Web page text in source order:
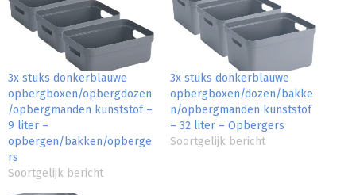
3x stuks donkerblauwe
opbergboxen/opbergdozen
/opbergmanden kunststof –
9 liter –
opbergen/bakken/opberge
rs
Soortgelijk bericht
3x stuks donkerblauwe
opbergboxen/dozen/bakke
n/opbergmanden kunststof
– 32 liter – Opbergers
Soortgelijk bericht